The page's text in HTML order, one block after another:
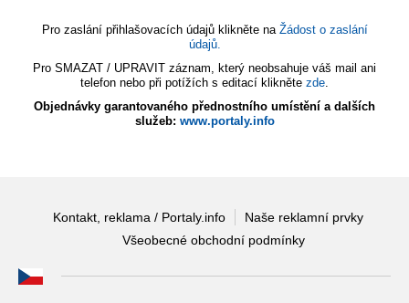
Pro zaslání přihlašovacích údajů klikněte na Žádost o zaslání
údajů.
Pro SMAZAT / UPRAVIT záznam, který neobsahuje váš mail ani
telefon nebo při potížích s editací klikněte zde.
Objednávky garantovaného přednostního umístění a dalších
služeb: www.portaly.info
Kontakt, reklama / Portaly.info
Naše reklamní prvky
Všeobecné obchodní podmínky